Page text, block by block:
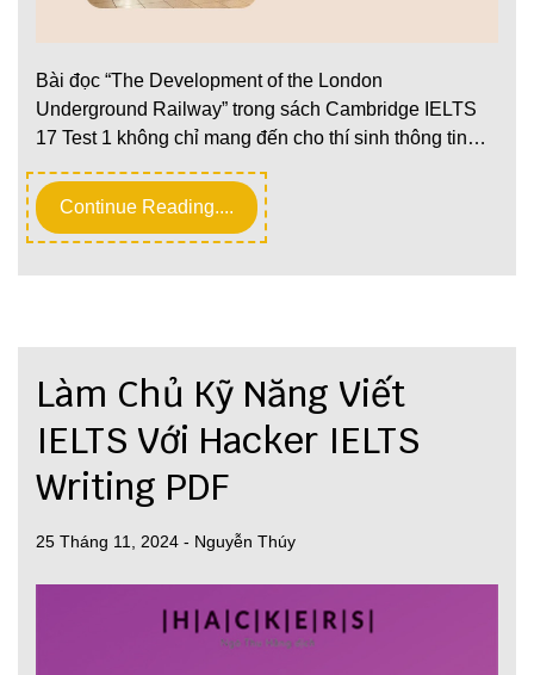
Bài đọc “The Development of the London
Underground Railway” trong sách Cambridge IELTS
17 Test 1 không chỉ mang đến cho thí sinh thông tin…
Continue Reading....
Làm Chủ Kỹ Năng Viết
IELTS Với Hacker IELTS
Writing PDF
25 Tháng 11, 2024 - Nguyễn Thúy